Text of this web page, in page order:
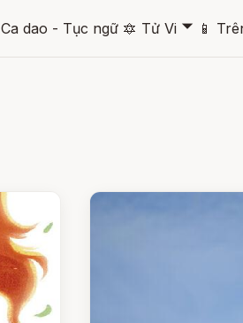
Ca dao - Tục ngữ 🔯 Tử Vi 🞃 📱